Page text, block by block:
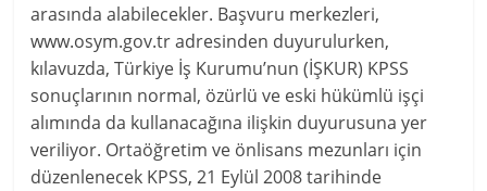
arasında alabilecekler. Başvuru merkezleri,
www.osym.gov.tr adresinden duyurulurken,
kılavuzda, Türkiye İş Kurumu’nun (İŞKUR) KPSS
sonuçlarının normal, özürlü ve eski hükümlü işçi
alımında da kullanacağına ilişkin duyurusuna yer
veriliyor. Ortaöğretim ve önlisans mezunları için
düzenlenecek KPSS, 21 Eylül 2008 tarihinde